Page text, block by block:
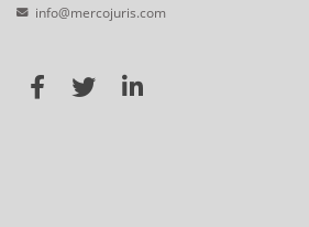
info@mercojuris.com